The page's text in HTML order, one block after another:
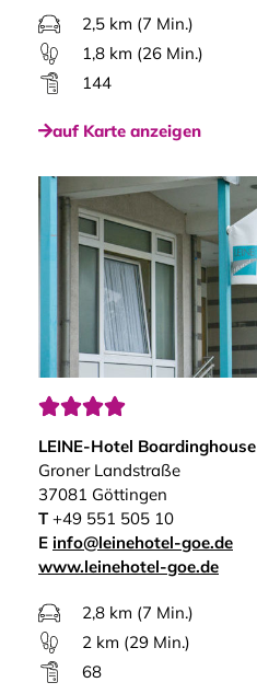
2,5 km (7 Min.)
1,8 km (26 Min.)
144
auf Karte anzeigen

LEINE-Hotel Boardinghouse
Groner Landstraße
37081 Göttingen
T+49 551 505 10
E info@leinehotel-goe.de
www.leinehotel-goe.de
2,8 km (7 Min.)
2 km (29 Min.)
68